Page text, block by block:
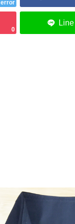
error
0